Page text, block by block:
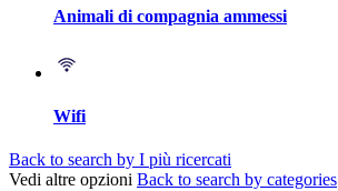
Animali di compagnia ammessi
Wifi
Back to search by I più ricercati
Vedi altre opzioni Back to search by categories